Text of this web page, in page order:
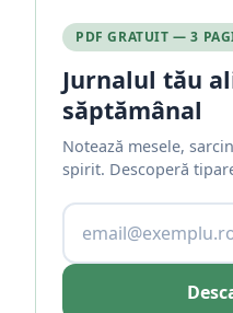
PDF GRATUIT — 3
Jurnalul tău
săptămânal
Notează mesele,
spirit. Descoperă